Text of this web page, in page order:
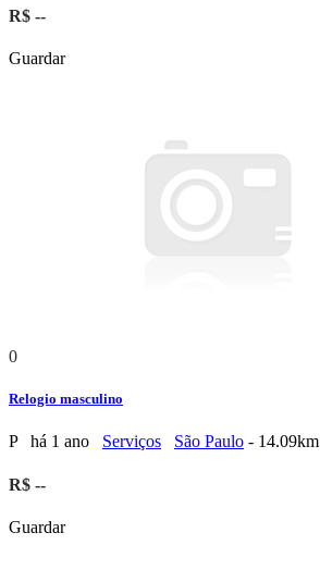
R$ --
Guardar
0
Relogio masculino
P há 1 ano Serviços São Paulo - 14.09km
R$ --
Guardar